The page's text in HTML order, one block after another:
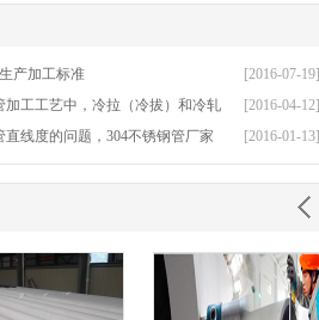
产加工标准
[2016-07-19]
加工工艺中，冷拉（冷拔）和冷轧
[2016-04-12]
直线度的问题，304不锈钢管厂家 [2016-01-13]